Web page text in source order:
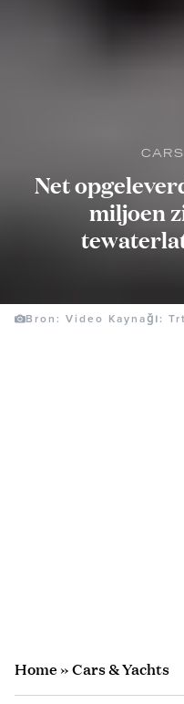
Net
miljoen
Bron: Video Kaynağı:
Home»Cars & Yachts